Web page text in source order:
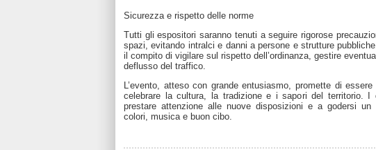
Sicurezza e rispetto delle norme
Tutti gli espositori saranno tenuti a seguire rigorose
spazi, evitando intralci e danni a persone e strutture
il compito di vigilare sul rispetto dell’ordinanza, gestire
deflusso del traffico.
L’evento, atteso con grande entusiasmo, promette di essere
celebrare la cultura, la tradizione e i sapori del territorio. I
prestare attenzione alle nuove disposizioni e a godersi
colori, musica e buon cibo.